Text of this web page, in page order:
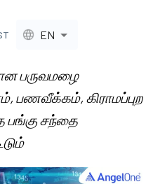
EN
பருவமழை
பணவீக்கம், கிராமப்புற
பங்கு சந்தை